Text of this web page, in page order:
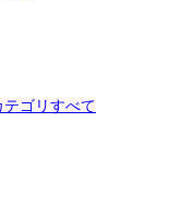
ゴリすべて